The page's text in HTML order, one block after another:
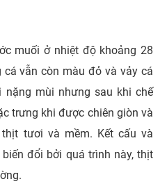
muối ở nhiệt độ khoảng 28
cá vẫn còn màu đỏ và vảy cá
mùi nhưng sau khi chế
trưng khi được chiên giòn và
tươi và mềm. Kết cấu và
đổi bởi quá trình này, thịt